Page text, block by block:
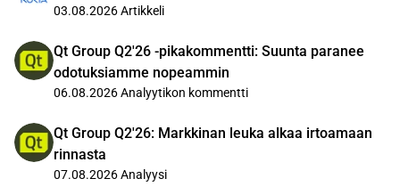
03.08.2026Artikkeli
Qt Group Q2'26 -pikakommentti: Suunta paranee
odotuksiamme nopeammin
06.08.2026Analyytikon kommentti
Qt Group Q2'26: Markkinan leuka alkaa irtoamaan
rinnasta
07.08.2026Analyysi